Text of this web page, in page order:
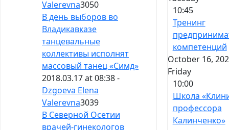
Valerevna3050
В день выборов во
Владикавказе
танцевальные
коллективы исполнят
массовый танец «Симд»
2018.03.17 at 08:38 -
Dzgoeva Elena
Valerevna3039
В Северной Осетии
врачей-гинекологов
10:45
Тренинг
компетенций
October 16,
Friday
10:00
Школа
профессора
Калинченко»